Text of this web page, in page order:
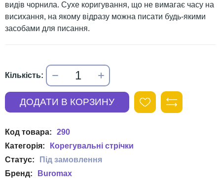
видів чорнила. Сухе коригування, що не вимагає часу на
висихання, на якому відразу можна писати будь-якими
засобами для писання.
290
Корегувальні стрічки
Buromax